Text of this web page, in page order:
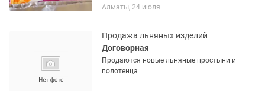
в районе ТРЦ Максима
Алматы, 24 июля
Продажа льняных изделий
Договорная
Продаются новые льняные простыни и
полотенца